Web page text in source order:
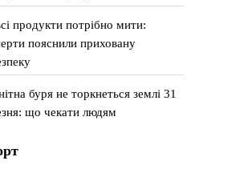
продукти потрібно мити:
пояснили приховану
буря не торкнеться землі 31
що чекати людям